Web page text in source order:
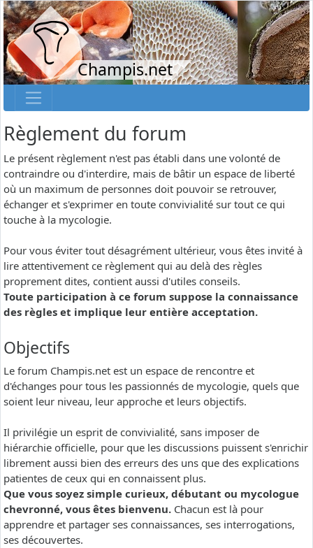
Champis.net
Règlement du forum
Le présent règlement n'est pas établi dans une volonté de
contraindre ou d'interdire, mais de bâtir un espace de liberté
où un maximum de personnes doit pouvoir se retrouver,
échanger et s'exprimer en toute convivialité sur tout ce qui
touche à la mycologie.
Pour vous éviter tout désagrément ultérieur, vous êtes invité à
lire attentivement ce règlement qui au delà des règles
proprement dites, contient aussi d'utiles conseils.
Toute participation à ce forum suppose la connaissance
des règles et implique leur entière acceptation.
Objectifs
Le forum Champis.net est un espace de rencontre et
d'échanges pour tous les passionnés de mycologie, quels que
soient leur niveau, leur approche et leurs objectifs.
Il privilégie un esprit de convivialité, sans imposer de
hiérarchie officielle, pour que les discussions puissent s'enrichir
librement aussi bien des erreurs des uns que des explications
patientes de ceux qui en connaissent plus.
Que vous soyez simple curieux, débutant ou mycologue
chevronné, vous êtes bienvenu. Chacun est là pour
apprendre et partager ses connaissances, ses interrogations,
ses découvertes.